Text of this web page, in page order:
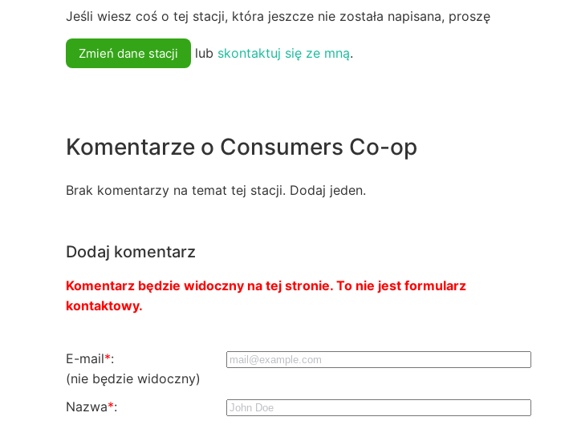
Jeśli wiesz coś o tej stacji, która jeszcze nie została napisana, proszę
Zmień dane stacji lub skontaktuj się ze mną.
Komentarze o Consumers Co-op
Brak komentarzy na temat tej stacji. Dodaj jeden.
Dodaj komentarz
Komentarz będzie widoczny na tej stronie. To nie jest formularz
kontaktowy.
E-mail*:
(nie będzie widoczny)
Nazwa*: